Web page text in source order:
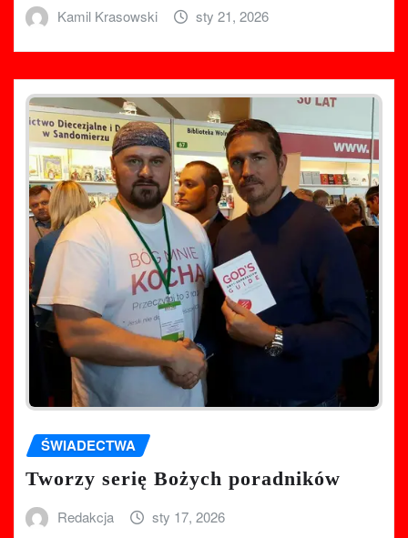
Kamil Krasowski sty 21, 2026
ŚWIADECTWA
Tworzy serię Bożych poradników
Redakcja sty 17, 2026